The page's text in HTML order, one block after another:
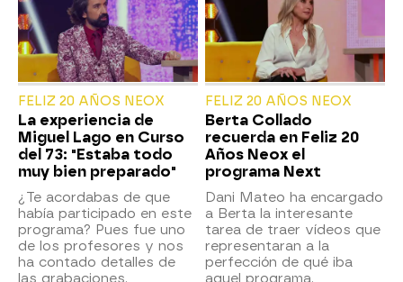
FELIZ 20 AÑOS NEOX
La experiencia de
Miguel Lago en Curso
del 73: "Estaba todo
muy bien preparado"
¿Te acordabas de que
había participado en este
programa? Pues fue uno
de los profesores y nos
ha contado detalles de
las grabaciones.
FELIZ 20 AÑOS NEOX
Berta Collado
recuerda en Feliz 20
Años Neox el
programa Next
Dani Mateo ha encargado
a Berta la interesante
tarea de traer vídeos que
representaran a la
perfección de qué iba
aquel programa.